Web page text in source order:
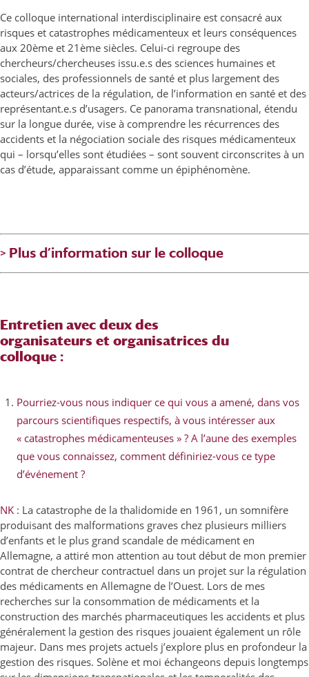
Ce colloque international interdisciplinaire est consacré aux
risques et catastrophes médicamenteux et leurs conséquences
aux 20ème et 21ème siècles. Celui-ci regroupe des
chercheurs/chercheuses issu.e.s des sciences humaines et
sociales, des professionnels de santé et plus largement des
acteurs/actrices de la régulation, de l’information en santé et des
représentant.e.s d’usagers. Ce panorama transnational, étendu
sur la longue durée, vise à comprendre les récurrences des
accidents et la négociation sociale des risques médicamenteux
qui – lorsqu’elles sont étudiées – sont souvent circonscrites à un
cas d’étude, apparaissant comme un épiphénomène.
> Plus d’information sur le colloque
Entretien avec deux des
organisateurs et organisatrices du
colloque :
Pourriez-vous nous indiquer ce qui vous a amené, dans vos
parcours scientifiques respectifs, à vous intéresser aux
« catastrophes médicamenteuses » ? A l’aune des exemples
que vous connaissez, comment définiriez-vous ce type
d’événement ?
NK : La catastrophe de la thalidomide en 1961, un somnifère
produisant des malformations graves chez plusieurs milliers
d’enfants et le plus grand scandale de médicament en
Allemagne, a attiré mon attention au tout début de mon premier
contrat de chercheur contractuel dans un projet sur la régulation
des médicaments en Allemagne de l’Ouest. Lors de mes
recherches sur la consommation de médicaments et la
construction des marchés pharmaceutiques les accidents et plus
généralement la gestion des risques jouaient également un rôle
majeur. Dans mes projets actuels j’explore plus en profondeur la
gestion des risques. Solène et moi échangeons depuis longtemps